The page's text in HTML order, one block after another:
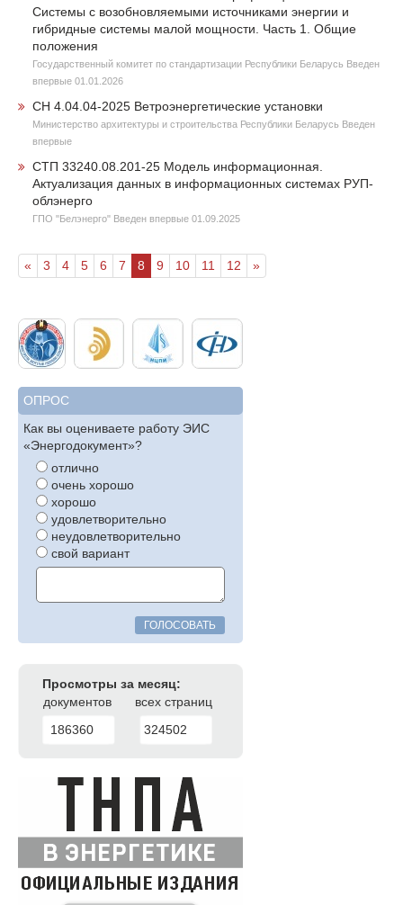
Системы с возобновляемыми источниками энергии и
гибридные системы малой мощности. Часть 1. Общие
положения
Государственный комитет по стандартизации Республики Беларусь Введен
впервые 01.01.2026
СН 4.04.04-2025 Ветроэнергетические установки
Министерство архитектуры и строительства Республики Беларусь Введен
впервые
СТП 33240.08.201-25 Модель информационная.
Актуализация данных в информационных системах РУП-
облэнерго
ГПО "Белэнерго" Введен впервые 01.09.2025
« 3 4 5 6 7 8 9 10 11 12 »
ОПРОС
Как вы оцениваете работу ЭИС
«Энергодокумент»?
отлично
очень хорошо
хорошо
удовлетворительно
неудовлетворительно
свой вариант
ГОЛОСОВАТЬ
Просмотры за месяц:
документов
всех страниц
186360
324502